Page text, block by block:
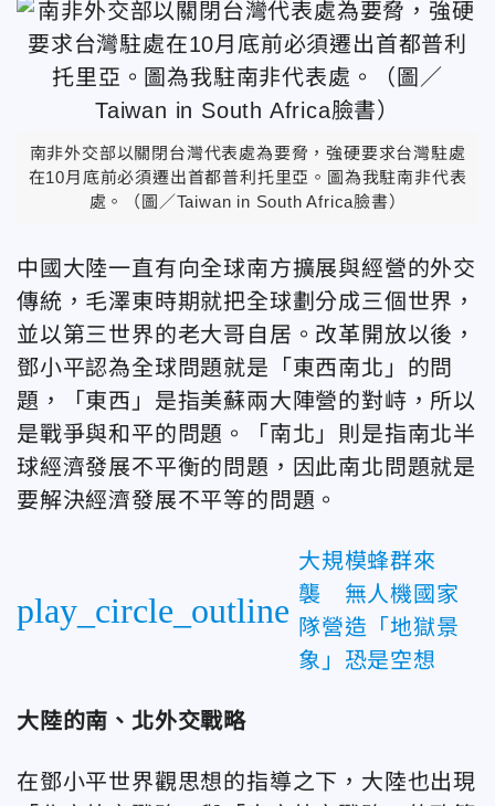
南非外交部以關閉台灣代表處為要脅，強硬要求台灣駐處
在10月底前必須遷出首都普利托里亞。圖為我駐南非代表
處。（圖／Taiwan in South Africa臉書）
中國大陸一直有向全球南方擴展與經營的外交
傳統，毛澤東時期就把全球劃分成三個世界，
並以第三世界的老大哥自居。改革開放以後，
鄧小平認為全球問題就是「東西南北」的問
題，「東西」是指美蘇兩大陣營的對峙，所以
是戰爭與和平的問題。「南北」則是指南北半
球經濟發展不平衡的問題，因此南北問題就是
要解決經濟發展不平等的問題。
play_circle_outline
大規模蜂群來
襲 無人機國家
隊營造「地獄景
象」恐是空想
大陸的南、北外交戰略
在鄧小平世界觀思想的指導之下，大陸也出現